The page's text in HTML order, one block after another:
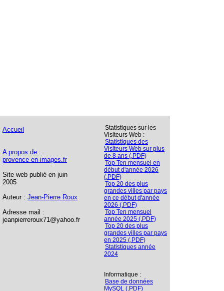
Accueil
A propos de :
provence-en-images.fr
Site web publié en juin
2005
Auteur : Jean-Pierre Roux
Adresse mail :
jeanpierreroux71@yahoo.fr
Statistiques sur les
Visiteurs Web :
Statistiques des
Visiteurs Web sur plus
de 8 ans (.PDF)
Top Ten mensuel en
début d'année 2026
(.PDF)
Top 20 des plus
grandes villes par pays
en ce début d'année
2026 (.PDF)
Top Ten mensuel
année 2025 (.PDF)
Top 20 des plus
grandes villes par pays
en 2025 (.PDF)
Statistiques année
2024
Informatique :
Base de données
MySQL (.PDF)